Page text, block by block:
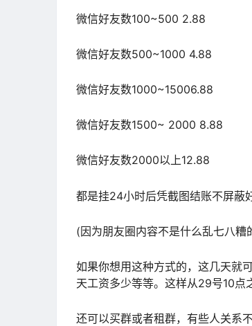
微信好友数100~500 2.88
微信好友数500~1000 4.88
微信好友数1000~15006.88
微信好友数1500~ 2000 8.88
微信好友数2000以上12.88
都是挂24小时后凭截图结账不屏蔽
(因为朋友圈内容不是什么乱七八
如果你想用这种方式的，这几天就
天工资多少等等。这样从29号10点
还可以买群或者租群，有些人关系